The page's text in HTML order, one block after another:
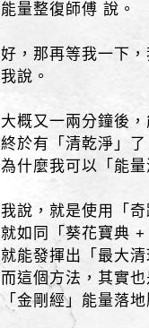
能量整復師傅 說。
好，那再等我一下，
我說。
大概又一兩分鐘後，
終於有「清乾淨」了
為什麼我可以「能
我說，就是使用「
就如同「葵花寶典 +
就能發揮出「最大
而這個方法，其實
「金剛經」能量落地